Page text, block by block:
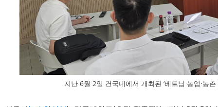
지난 6월 2일 건국대에서 개최된 ‘베트남 농업·농